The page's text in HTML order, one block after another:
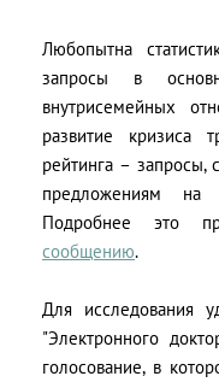
Любопытна
запросы в
внутрисемейных
развитие кризиса
рейтинга – запросы,
предложениям на
Подробнее это
сообщению.
Для исследования
"Электронного
голосование, в